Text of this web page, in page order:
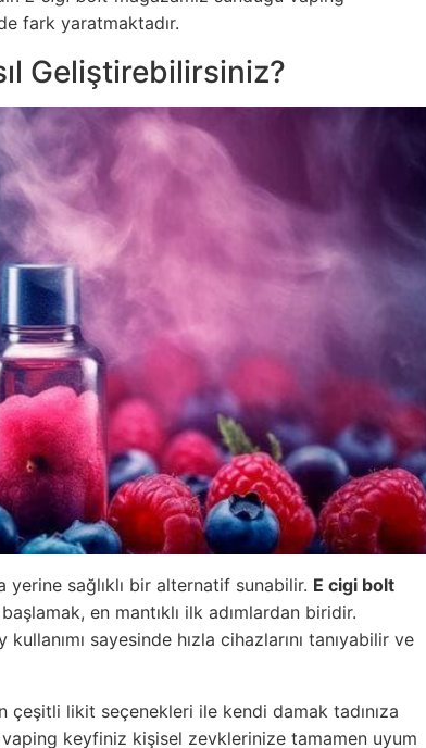
fark yaratmaktadır.
Geliştirebilirsiniz?
yerine sağlıklı bir alternatif sunabilir. E cigi bolt
en mantıklı ilk adımlardan biridir.
sayesinde hızla cihazlarını tanıyabilir ve
çeşitli likit seçenekleri ile kendi damak tadınıza
keyfiniz kişisel zevklerinize tamamen uyum